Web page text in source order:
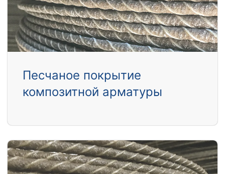
Песчаное покрытие
композитной арматуры